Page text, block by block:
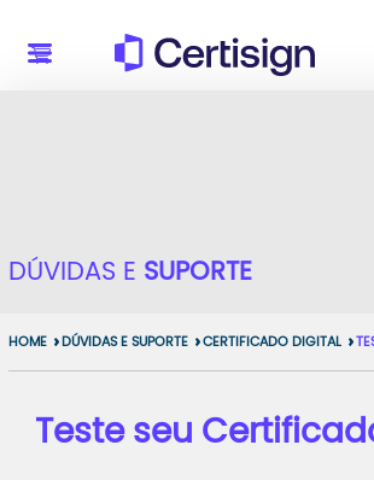
DÚVIDAS E SUPORTE
HOME DÚVIDAS E SUPORTE CERTIFICADO DIGITAL
Teste seu